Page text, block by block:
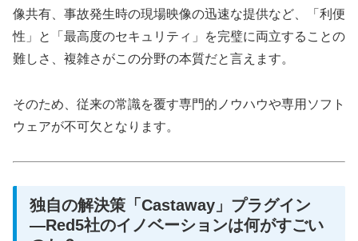
像共有、事故発生時の現場映像の迅速な提供など、「利便
性」と「最高度のセキュリティ」を完璧に両立することの
難しさ、複雑さがこの分野の本質だと言えます。
そのため、従来の常識を覆す専門的ノウハウや専用ソフト
ウェアが不可欠となります。
独自の解決策「Castaway」プラグイン
―Red5社のイノベーションは何がすごい